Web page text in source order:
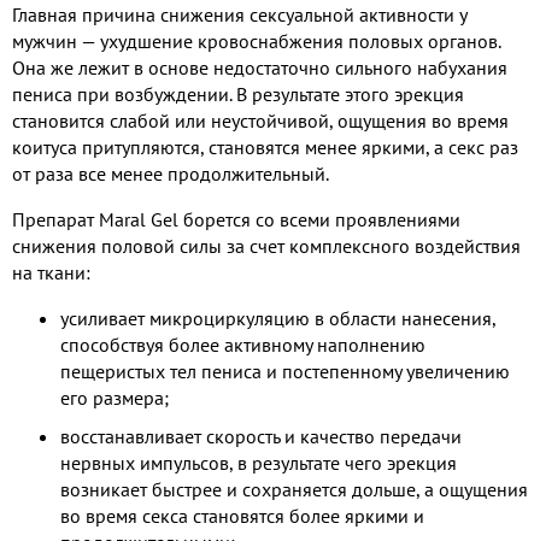
Главная причина снижения сексуальной активности у
мужчин — ухудшение кровоснабжения половых органов.
Она же лежит в основе недостаточно сильного набухания
пениса при возбуждении. В результате этого эрекция
становится слабой или неустойчивой, ощущения во время
коитуса притупляются, становятся менее яркими, а секс раз
от раза все менее продолжительный.
Препарат Maral Gel борется со всеми проявлениями
снижения половой силы за счет комплексного воздействия
на ткани:
усиливает микроциркуляцию в области нанесения,
способствуя более активному наполнению
пещеристых тел пениса и постепенному увеличению
его размера;
восстанавливает скорость и качество передачи
нервных импульсов, в результате чего эрекция
возникает быстрее и сохраняется дольше, а ощущения
во время секса становятся более яркими и